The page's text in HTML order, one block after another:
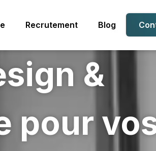
Recrutement Blog
&
pour